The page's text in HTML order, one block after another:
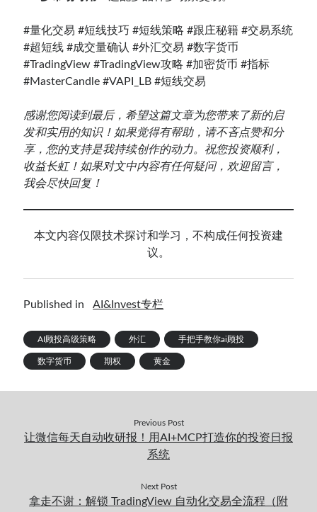
#量化交易 #短线技巧 #短线策略 #跟庄秘籍 #交易系统
#超短线 #成交量确认 #外汇交易 #数字货币
#TradingView #TradingView攻略 #加密货币 #指标
#MasterCandle #VAPI_LB #短线交易
感谢您阅读到最后，希望这篇文章为您带来了新的启
发和实用的知识！如果觉得有帮助，请不吝点赞和分
享，您的支持是我持续创作的动力。祝您投资顺利，
收益长虹！如果对文中内容有任何疑问，欢迎留言，
我会尽快回复！
本文内容仅限技术探讨和学习，不构成任何投资建
议。
Published in AI&Invest专栏
AI顾投高级策略 外汇 手把手教你ai顾投
数字货币 期权 黄金
Previous Post
让微信每天自动收研报！用AI+MCP打造你的投资日报
系统
Next Post
拿走不谢：解锁 TradingView 自动化交易全流程（附